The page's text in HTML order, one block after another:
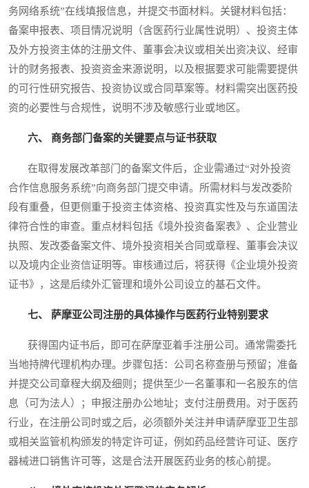
务网络系统”在线填报信息，并提交书面材料。关键材料包括：
备案申报表、项目情况说明（含医药行业属性说明）、投资主体
及外方投资主体的注册文件、董事会决议或相关出资决议、经审
计的财务报表、投资资金来源说明，以及根据要求可能需要提供
的可行性研究报告、投资协议或合同草案等。材料需突出医药投
资的必要性与合规性，说明不涉及敏感行业或地区。
六、 商务部门备案的关键要点与证书获取
在取得发展改革部门的备案文件后，企业需通过“对外投资
合作信息服务系统”向商务部门提交申请。所需材料与发改委阶
段有重叠，但更侧重于投资主体资格、投资真实性及与东道国法
律符合性的审查。重点材料包括《境外投资备案表》、企业营业
执照、发改委备案文件、境外投资相关合同或章程、董事会决议
以及境内企业资信证明等。审核通过后，将获得《企业境外投资
证书》，这是后续外汇管理和境外公司设立的基石文件。
七、 萨摩亚公司注册的具体操作与医药行业特别要求
获得国内证书后，即可在萨摩亚着手注册公司。通常需委托
当地持牌代理机构办理。步骤包括：公司名称查册与预留；准备
并提交公司章程大纲及细则；提供至少一名董事和一名股东的信
息（可为法人）；申报注册办公地址；支付注册费用。对于医药
行业，在注册公司时或之后，必须额外关注并申请萨摩亚卫生部
或相关监管机构颁发的特定许可证，例如药品经营许可证、医疗
器械进口销售许可等，这是合法开展医药业务的核心前提。